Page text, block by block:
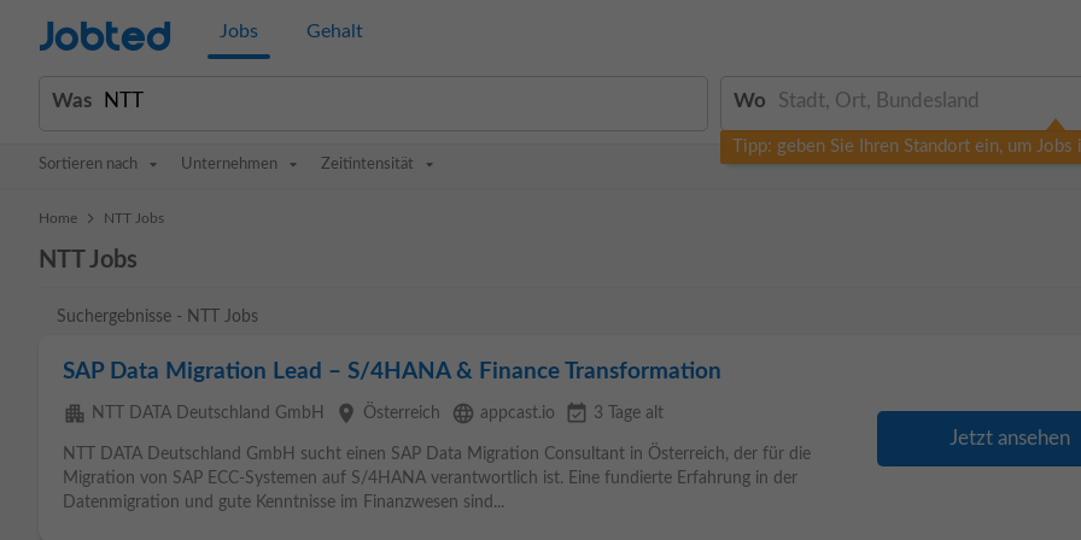
Jobted Jobs Gehalt
Was Wo
Tipp: geben Sie Ihren Standort ein, um
Sortieren nach Unternehmen Zeitintensität
Home > NTT Jobs
NTT Jobs
Suchergebnisse - NTT Jobs
SAP Data Migration Lead – S/4HANA & Finance Transformation
apartment NTT DATA Deutschland GmbH place Österreich language appcast.io event_available 3 Tage alt
NTT DATA Deutschland GmbH sucht einen SAP Data Migration Consultant in Österreich, der für die
Migration von SAP ECC-Systemen auf S/4HANA verantwortlich ist. Eine fundierte Erfahrung in der
Datenmigration und gute Kenntnisse im Finanzwesen sind...
Jetzt ansehen